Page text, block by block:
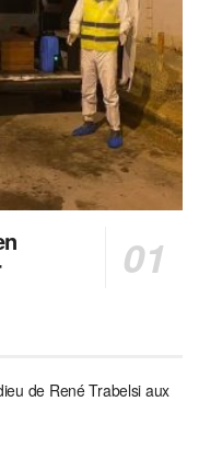
de René Trabelsi aux